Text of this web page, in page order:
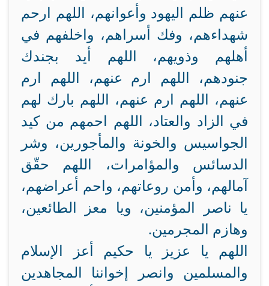
عنهم ظلم اليهود وأعوانهم، اللهم ارحم
شهداءهم، وفك أسراهم، واخلفهم في
أهلهم وذويهم، اللهم أيد بجندك
جنودهم، اللهم ارم عنهم، اللهم ارم
عنهم، اللهم ارم عنهم، اللهم بارك لهم
في الزاد والعتاد، اللهم احمهم من كيد
الجواسيس والخونة والمأجورين، وشر
الدسائس والمؤامرات، اللهم حقّق
آمالهم، وأمن روعاتهم، واحم أعراضهم،
يا ناصر المؤمنين، ويا معز الطائعين،
وهازم المجرمين.
اللهم يا عزيز يا حكيم أعز الإسلام
والمسلمين وانصر إخواننا المجاهدين